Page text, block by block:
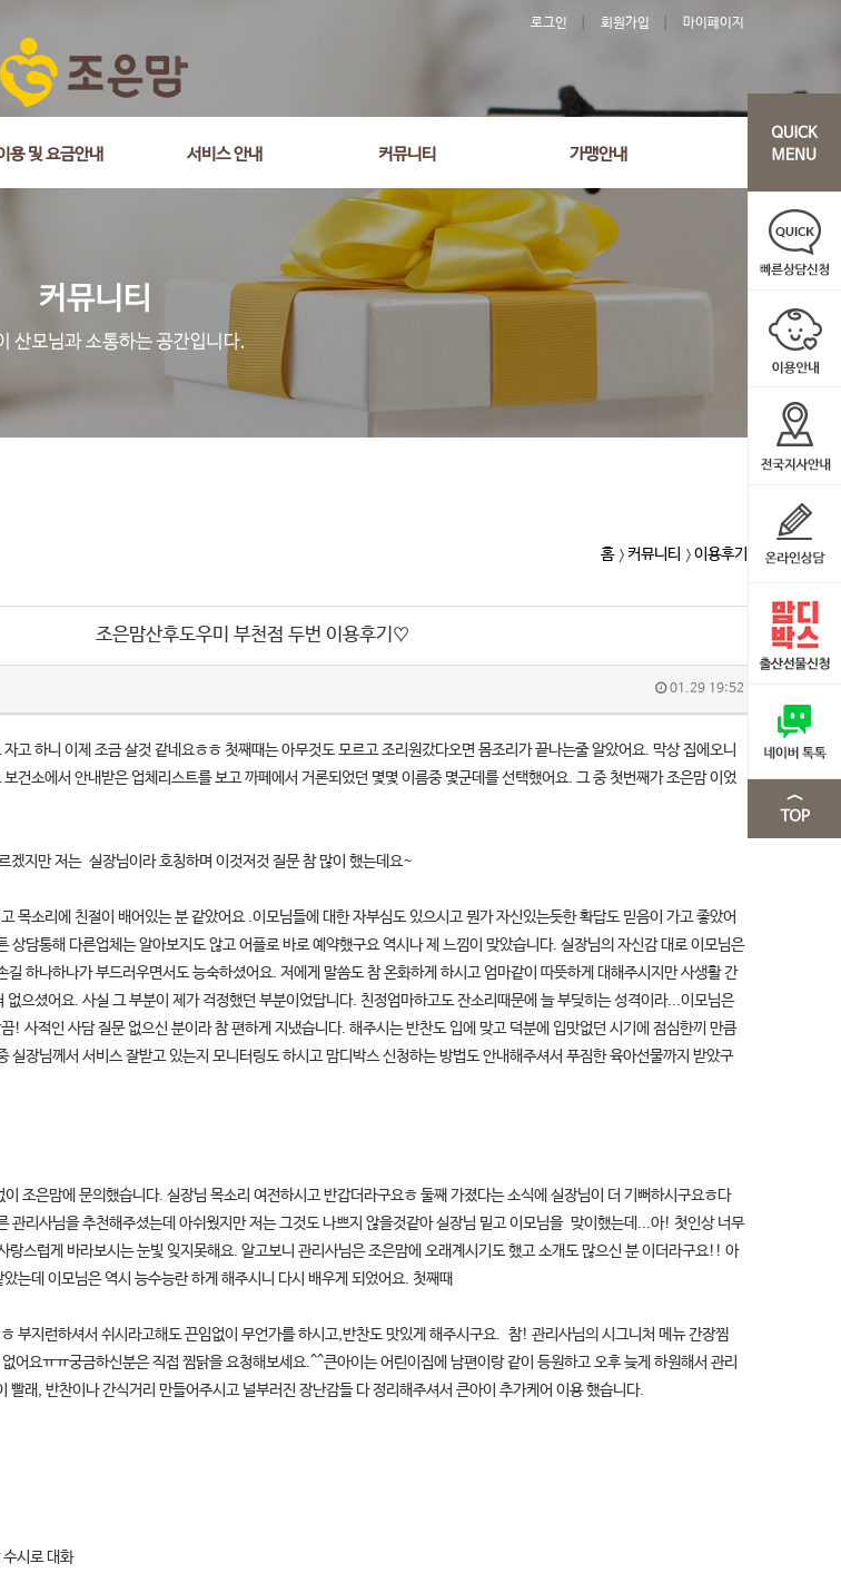
로그인 회원가입 마이페이지
용 및 요금안내 서비스 안내 커뮤니티 가맹안내
<= '2026-01-29 19:52:25' and wr_id <> '2682' order by wr_datetime desc limit 1 asdasf
홈 커뮤니티 이용후기
조은맘산후도우미 부천점 두번 이용후기♡
01.29 19:52
고 하니 이제 조금 살것 같네요ㅎㅎ 첫째때는 아무것도 모르고 조리원갔다오면 몸조리가 끝나는줄 알았어요. 막상 집에오니
건소에서 안내받은 업체리스트를 보고 까페에서 거론되었던 몇몇 이름중 몇군데를 선택했어요. 그 중 첫번째가 조은맘 이었
겠지만 저는 실장님이라 호칭하며 이것저것 질문 참 많이 했는데요~
목소리에 친절이 배어있는 분 같았어요 .이모님들에 대한 자부심도 있으시고 뭔가 자신있는듯한 확답도 믿음이 가고 좋았어
상담통해 다른업체는 알아보지도 않고 어플로 바로 예약했구요 역시나 제 느낌이 맞았습니다. 실장님의 자신감 대로 이모님은
길 하나하나가 부드러우면서도 능숙하셨어요. 저에게 말씀도 참 온화하게 하시고 엄마같이 따뜻하게 대해주시지만 사생활 간
없으셨어요. 사실 그 부분이 제가 걱정했던 부분이었답니다. 친정엄마하고도 잔소리때문에 늘 부딪히는 성격이라...이모님은
! 사적인 사담 질문 없으신 분이라 참 편하게 지냈습니다. 해주시는 반찬도 입에 맞고 덕분에 입맛없던 시기에 점심한끼 만큼
실장님께서 서비스 잘받고 있는지 모니터링도 하시고 맘디박스 신청하는 방법도 안내해주셔서 푸짐한 육아선물까지 받았구
조은맘에 문의했습니다. 실장님 목소리 여전하시고 반갑더라구요ㅎ 둘째 가졌다는 소식에 실장님이 더 기뻐하시구요ㅎ다
관리사님을 추천해주셨는데 아쉬웠지만 저는 그것도 나쁘지 않을것같아 실장님 밑고 이모님을 맞이했는데...아! 첫인상 너무
랑스럽게 바라보시는 눈빛 잊지못해요. 알고보니 관리사님은 조은맘에 오래계시기도 했고 소개도 많으신 분 이더라구요!! 아
는데 이모님은 역시 능수능란 하게 해주시니 다시 배우게 되었어요. 첫째때
부지런하셔서 쉬시라고해도 끈임없이 무언가를 하시고,반찬도 맛있게 해주시구요. 참! 관리사님의 시그니처 메뉴 간장찜
어요ㅠㅠ궁금하신분은 직접 찜닭을 요청해보세요.^^큰아이는 어린이집에 남편이랑 같이 등원하고 오후 늦게 하원해서 관리
빨래, 반찬이나 간식거리 만들어주시고 널부러진 장난감들 다 정리해주셔서 큰아이 추가케어 이용 했습니다.
시로 대화